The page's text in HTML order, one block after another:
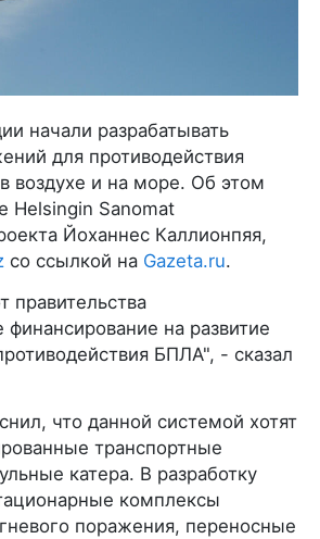
начали разрабатывать
для противодействия
воздухе и на море. Об этом
Helsingin Sanomat
Йоханнес Каллионпяя,
со ссылкой на Gazeta.ru.
правительства
финансирование на развитие
БПЛА", - сказал
что данной системой хотят
транспортные
катера. В разработку
комплексы
поражения, переносные